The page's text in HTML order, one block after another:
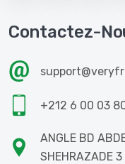
Contactez-
+212 6 00 03
ANGLE BD
SHEHRAZADE